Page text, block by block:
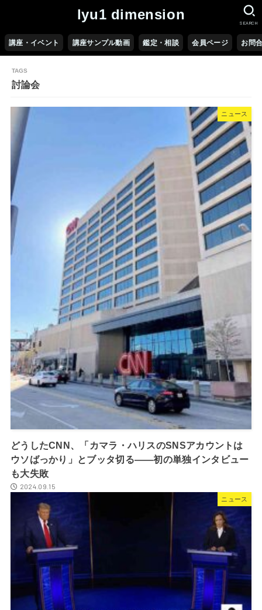
lyu1 dimension
講座・イベント 講座サンプル動画 鑑定・相談 会員ページ お問
SEARCH
討論会
ニュース
どうしたCNN、「カマラ・ハリスのSNSアカウントは
ウソばっかり」とブッタ切る――初の単独インタビュー
も大失敗
2024.09.15
ニュース